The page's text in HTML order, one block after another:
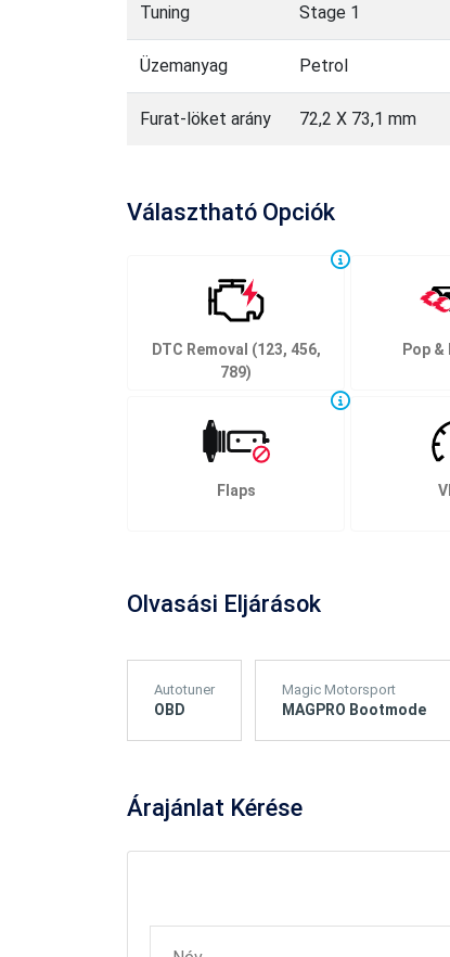
Tuning Stage 1
Üzemanyag Petrol
Furat-löket arány 72,2 X 73,1 mm
Választható Opciók
DTC Removal (123, 456,
789)
Pop &
Flaps
Olvasási Eljárások
Autotuner
OBD
Magic Motorsport
MAGPRO Bootmode
Árajánlat Kérése